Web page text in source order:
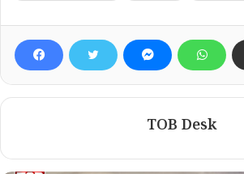
TOB Desk